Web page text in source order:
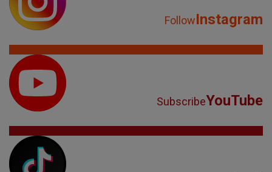
FollowInstagram
SubscribeYouTube